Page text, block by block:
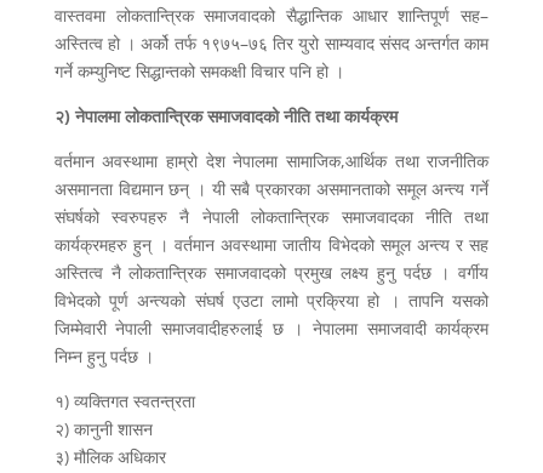
वास्तवमा लोकतान्त्रिक समाजवादको सैद्धान्तिक आधार शान्तिपूर्ण सह–
अस्तित्व हो । अर्को तर्फ १९७५–७६ तिर युरो साम्यवाद संसद अन्तर्गत काम
गर्ने कम्युनिष्ट सिद्धान्तको समकक्षी विचार पनि हो ।
२) नेपालमा लोकतान्त्रिक समाजवादको नीति तथा कार्यक्रम
वर्तमान अवस्थामा हाम्रो देश नेपालमा सामाजिक,आर्थिक तथा राजनीतिक
असमानता विद्यमान छन् । यी सबै प्रकारका असमानताको समूल अन्त्य गर्ने
संघर्षको स्वरुपहरु नै नेपाली लोकतान्त्रिक समाजवादका नीति तथा
कार्यक्रमहरु हुन् । वर्तमान अवस्थामा जातीय विभेदको समूल अन्त्य र सह
अस्तित्व नै लोकतान्त्रिक समाजवादको प्रमुख लक्ष्य हुनु पर्दछ । वर्गीय
विभेदको पूर्ण अन्त्यको संघर्ष एउटा लामो प्रक्रिया हो । तापनि यसको
जिम्मेवारी नेपाली समाजवादीहरुलाई छ । नेपालमा समाजवादी कार्यक्रम
निम्न हुनु पर्दछ ।
१) व्यक्तिगत स्वतन्त्रता
२) कानुनी शासन
३) मौलिक अधिकार